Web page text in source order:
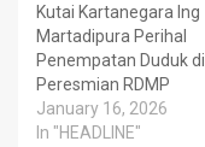
Kutai Kartanegara Ing
Martadipura Perihal
Penempatan Duduk di
Peresmian RDMP
January 16, 2026
In "HEADLINE"